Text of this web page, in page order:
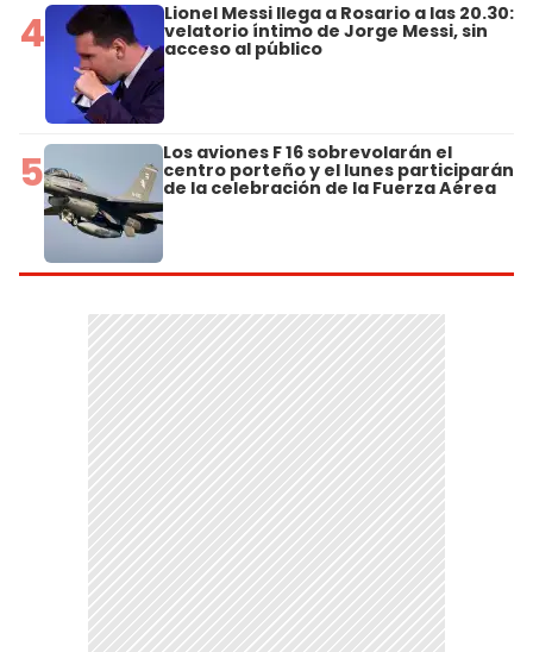
4 Lionel Messi llega a Rosario a las 20.30:
velatorio íntimo de Jorge Messi, sin
acceso al público
5 Los aviones F 16 sobrevolarán el
centro porteño y el lunes participarán
de la celebración de la Fuerza Aérea